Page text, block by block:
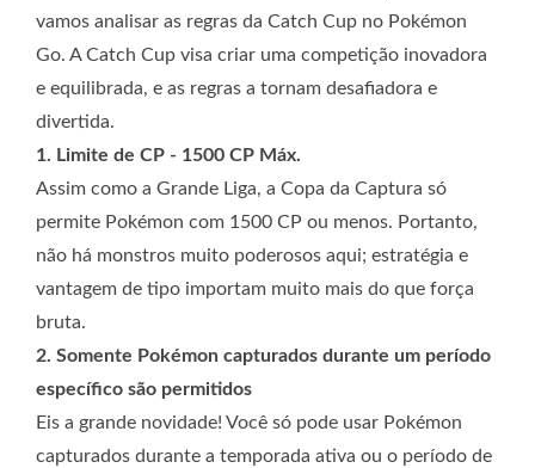
vamos analisar as regras da Catch Cup no Pokémon
Go. A Catch Cup visa criar uma competição inovadora
e equilibrada, e as regras a tornam desafiadora e
divertida.
1. Limite de CP - 1500 CP Máx.
Assim como a Grande Liga, a Copa da Captura só
permite Pokémon com 1500 CP ou menos. Portanto,
não há monstros muito poderosos aqui; estratégia e
vantagem de tipo importam muito mais do que força
bruta.
2. Somente Pokémon capturados durante um período
específico são permitidos
Eis a grande novidade! Você só pode usar Pokémon
capturados durante a temporada ativa ou o período de